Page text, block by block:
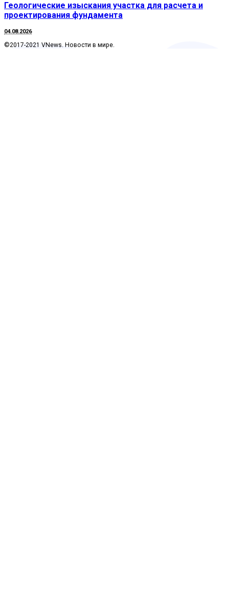
Геологические изыскания участка для расчета и
проектирования фундамента
04.08.2026
©2017-2021 VNews. Новости в мире.